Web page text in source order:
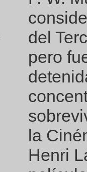
del
pero
la
Henri